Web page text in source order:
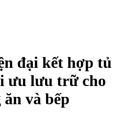
đại kết hợp tủ
ưu lưu trữ cho
và bếp